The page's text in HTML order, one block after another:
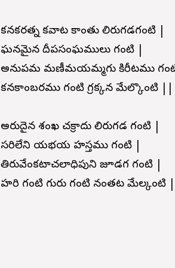
కనకరత్న కవాట కాంతు లిరుగడగంటి |
ఘనమైన దీపసంఘములు గంటి |
అనుపమ మణీమయమ్మగు కిరీటము గంటి
కనకాంబరము గంటి గ్రక్కన మేల్కొంటి ||
అరుదైన శంఖ చక్రాదు లిరుగడ గంటి |
సరిలేని యభయ హస్తము గంటి |
తిరువేంకటాచలాధిపుని జూడగ గంటి |
హరి గంటి గురు గంటి నంతట మేల్కంటి ||